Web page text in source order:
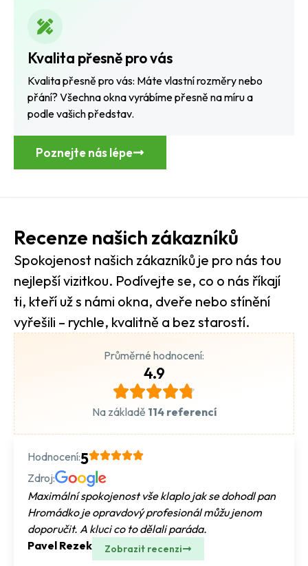
Kvalita přesně pro vás
Kvalita přesně pro vás: Máte vlastní rozměry nebo
přání? Všechna okna vyrábíme přesně na míru a
podle vašich představ.
Poznejte nás lépe
Recenze našich zákazníků
Spokojenost našich zákazníků je pro nás tou
nejlepší vizitkou. Podívejte se, co o nás říkají
ti, kteří už s námi okna, dveře nebo stínění
vyřešili – rychle, kvalitně a bez starostí.
Průměrné hodnocení:
4.9
Na základě 114 referencí
Hodnocení:5
Zdroj:
Maximální spokojenost vše klaplo jak se dohodl pan
Hromádko je opravdový profesionál můžu jenom
doporučit. A kluci co to dělali paráda.
Pavel Rezek
Zobrazit recenzi